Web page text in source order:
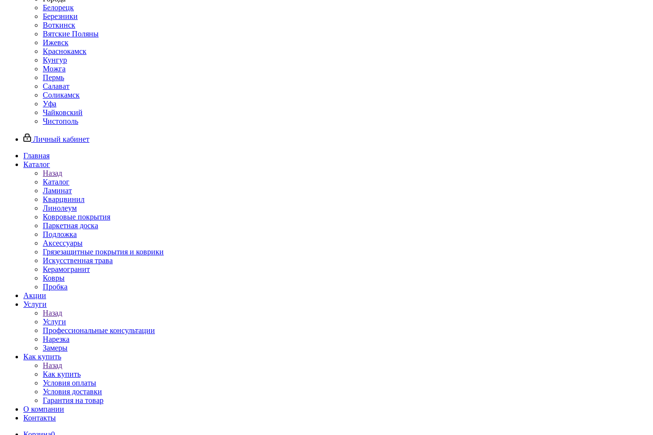
Белорецк
Березники
Воткинск
Вятские Поляны
Ижевск
Краснокамск
Кунгур
Можга
Пермь
Салават
Соликамск
Уфа
Чайковский
Чистополь
Личный кабинет
Главная
Каталог
Назад
Каталог
Ламинат
Кварцвинил
Линолеум
Ковровые покрытия
Паркетная доска
Подложка
Аксессуары
Грязезащитные покрытия и коврики
Искусственная трава
Керамогранит
Ковры
Пробка
Акции
Услуги
Назад
Услуги
Профессиональные консультации
Нарезка
Замеры
Как купить
Назад
Как купить
Условия оплаты
Условия доставки
Гарантия на товар
О компании
Контакты